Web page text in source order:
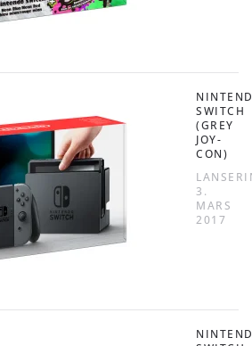
SWITCH
(GREY
JOY-
CON)
3.
MARS
2017